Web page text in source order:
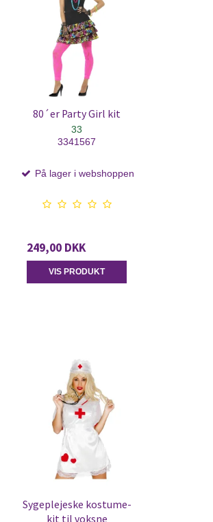
80´er Party Girl kit
33
3341567
På lager i webshoppen
249,00 DKK
VIS PRODUKT
Sygeplejeske kostume-
kit til voksne